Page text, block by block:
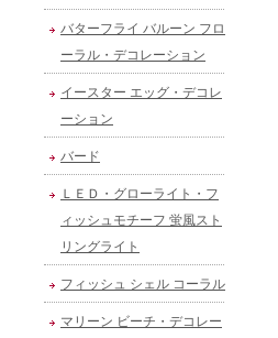
バターフライ バルーン フロ
ーラル・デコレーション
イースター エッグ・デコレ
ーション
バード
ＬＥＤ・グローライト・フ
ィッシュモチーフ 蛍風スト
リングライト
フィッシュ シェル コーラル
マリーン ビーチ・デコレー